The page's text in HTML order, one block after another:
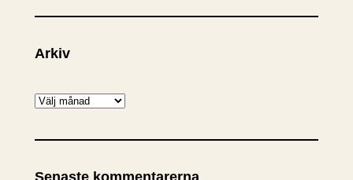
Arkiv
A
k